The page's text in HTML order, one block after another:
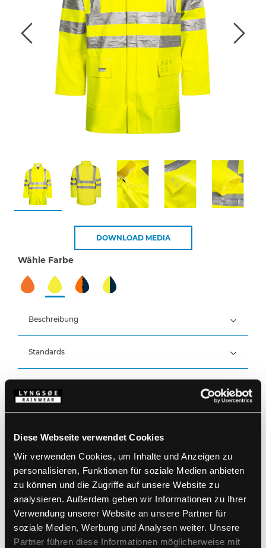
Diese Webseite verwendet Cookies
Wir verwenden Cookies, um Inhalte und Anzeigen zu
personalisieren, Funktionen für soziale Medien anbieten
zu können und die Zugriffe auf unsere Website zu
analysieren. Außerdem geben wir Informationen zu Ihrer
Verwendung unserer Website an unsere Partner für
soziale Medien, Werbung und Analysen weiter. Unsere
Partner führen diese Informationen möglicherweise mit
DOWNLOAD MEDIA
Wähle Farbe
Beschreibung
PVC/Pe-co, 395 g/m²
Wind- und wasserdicht
Wasserdicht: >20.000 MM
Standards
Kapuze im Kragen
Druckknopfverschluss
Ärmel mit Druckknopfverstellung
Zwei aufgesetzte Taschen
Ärmel mit Klettverschlussregulierung (Farbe:
53/03)
Artikelnummer ARC-LR4055-53
EAN: 5708217014401
Waschanleitung
Pflegehinweise
PRODUKTBLATT HERUNTERLADEN